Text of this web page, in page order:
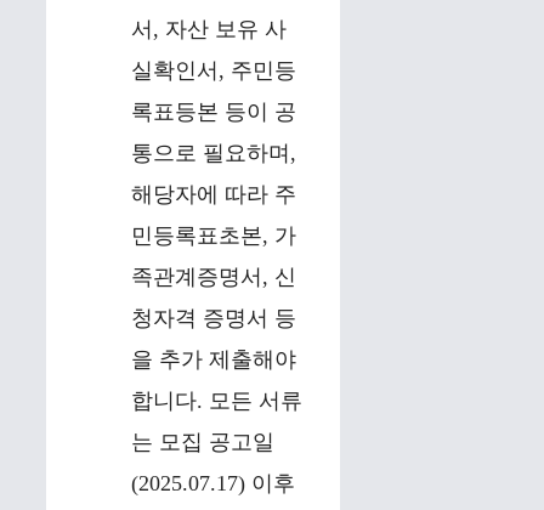
서, 자산 보유 사
실확인서, 주민등
록표등본 등이 공
통으로 필요하며,
해당자에 따라 주
민등록표초본, 가
족관계증명서, 신
청자격 증명서 등
을 추가 제출해야
합니다. 모든 서류
는 모집 공고일
(2025.07.17) 이후